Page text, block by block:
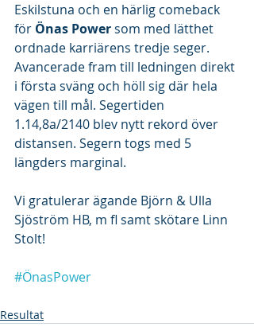
Eskilstuna och en härlig comeback
för Önas Power som med lätthet
ordnade karriärens tredje seger.
Avancerade fram till ledningen direkt
i första sväng och höll sig där hela
vägen till mål. Segertiden
1.14,8a/2140 blev nytt rekord över
distansen. Segern togs med 5
längders marginal.
Vi gratulerar ägande Björn & Ulla
Sjöström HB, m fl samt skötare Linn
Stolt!
#ÖnasPower
Resultat